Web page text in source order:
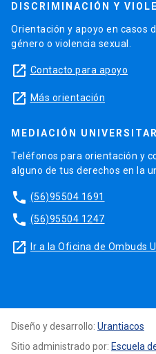
DISCRIMINACIÓN Y
Orientación y apoyo en casos
género o violencia sexual.
launch Contacto para apoyo
launch Más orientación
MEDIACIÓN
Teléfonos para orientación y
alguno de tus derechos en la
phone (56)95504 1691
phone (56)95504 1247
launch Ir a la Oficina de Ombuds
Diseño y desarrollo: Urantiacos
Sitio administrado por: Escuela